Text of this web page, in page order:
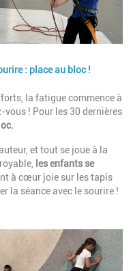
: place au bloc !
la fatigue commence à
! Pour les 30 dernières
et tout se joue à la
les enfants se
à cœur joie sur les tapis
la séance avec le sourire !